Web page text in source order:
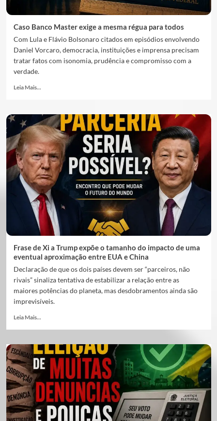
Caso Banco Master exige a mesma régua para todos
Com Lula e Flávio Bolsonaro citados em episódios envolvendo
Daniel Vorcaro, democracia, instituições e imprensa precisam
tratar fatos com isonomia, prudência e compromisso com a
verdade.
Leia Mais...
Frase de Xi a Trump expõe o tamanho do impacto de uma
eventual aproximação entre EUA e China
Declaração de que os dois países devem ser “parceiros, não
rivais” sinaliza tentativa de estabilizar a relação entre as
maiores potências do planeta, mas desdobramentos ainda são
imprevisíveis.
Leia Mais...